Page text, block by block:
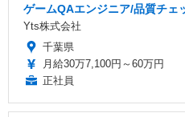
ゲームQAエンジニア/品質チェ
Yts株式会社
千葉県
月給30万7,100円～60万円
正社員